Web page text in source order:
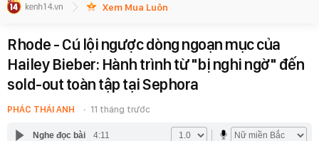
Xem Mua Luôn
Rhode - Cú lội ngược dòng ngoạn mục của
Hailey Bieber: Hành trình từ "bị nghi ngờ" đến
sold-out toàn tập tại Sephora
PHÁC THÁI ANH 11 tháng trước
Nghe đọc bài 4:11